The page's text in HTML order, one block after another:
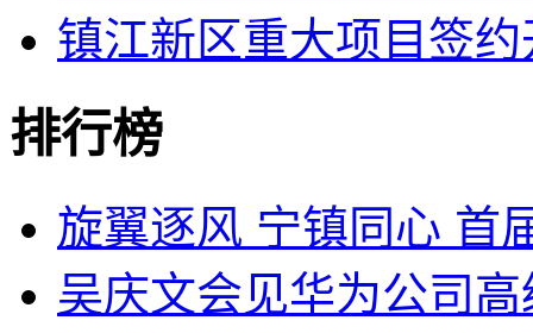
镇江新区重大项目签
排行榜
旋翼逐风 宁镇同心 首
吴庆文会见华为公司